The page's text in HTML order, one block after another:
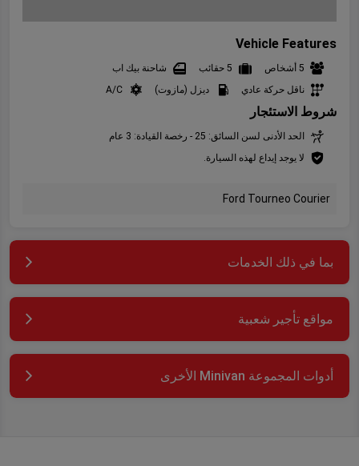
Vehicle Features
5 أشخاص 5 حقائب
شاحنة بيك اب
ناقل حركة عادي
ديزل (مازوت) A/C
شروط الاستئجار
الحد الأدنى لسن السائق: 25 - رخصة القيادة: 3 عام
لا يوجد إيداع لهذه السيارة.
Ford Tourneo Courier
بما في ذلك الخدمات
مواقع تأجير شعبية
أدوات المجموعة Minivan الأخرى